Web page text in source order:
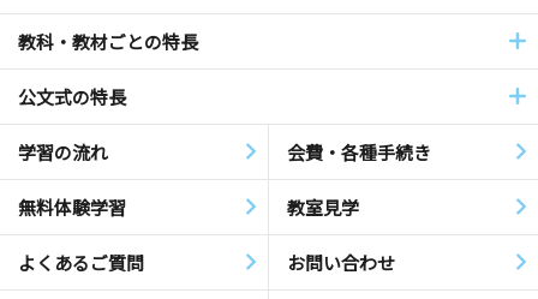
教科・教材ごとの特長
公文式の特長
学習の流れ 会費・各種手続き
無料体験学習 教室見学
よくあるご質問 お問い合わせ